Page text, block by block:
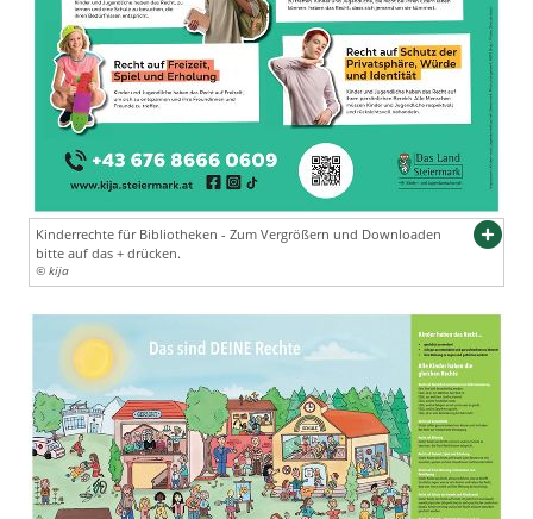
Kinderrechte für Bibliotheken - Zum Vergrößern und Downloaden
bitte auf das + drücken.
© kija